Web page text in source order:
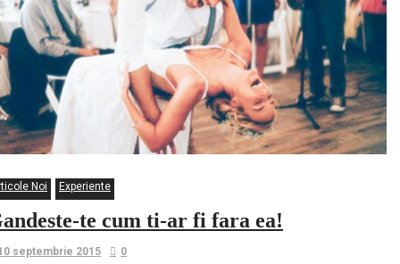
Noi Experiente
te cum ti-ar fi fara ea!
septembrie 2015 0